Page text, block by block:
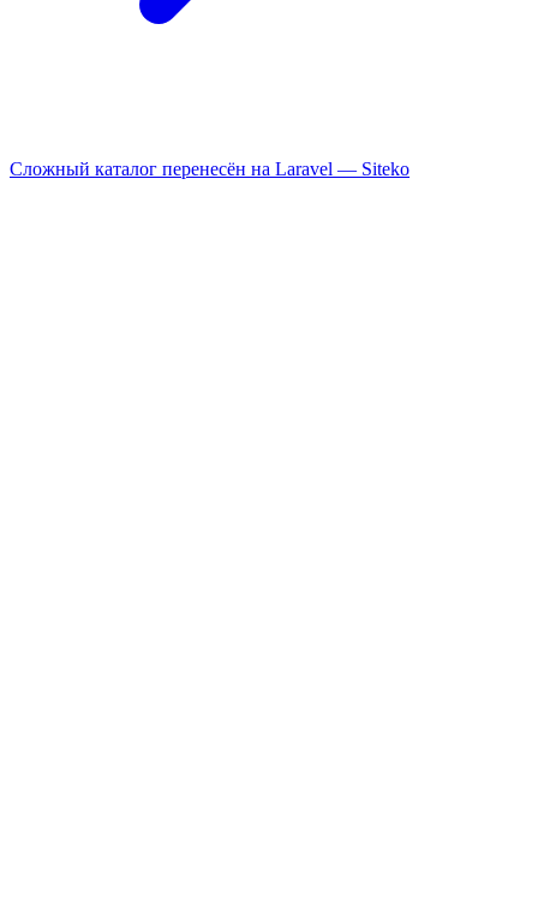
Сложный каталог перенесён на Laravel — Siteko